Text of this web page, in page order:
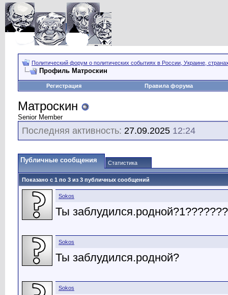
Политический форум о политических событиях в России, Украине,
Профиль Матроскин
Регистрация Правила форума
Матроскин
Senior Member
Последняя активность: 27.09.2025 12:24
Публичные сообщения Статистика
Показано с 1 по 3 из 3 публичных сообщений
Sokos
Ты
Sokos
Ты заблудился.родной?
Sokos